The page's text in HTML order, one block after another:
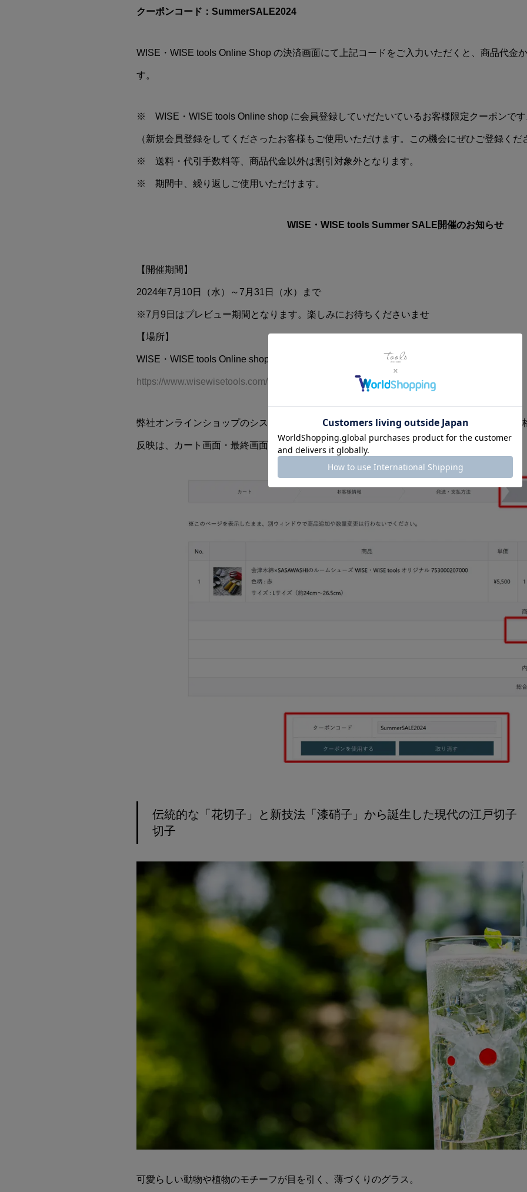
クーポンコード：SummerSALE2024
WISE・WISE tools Online Shop の決済画面にて上記コードをご入力いただくと、商品代金
す。
※ WISE・WISE tools Online shop に会員登録していだたいているお客様限定クーポンです
（新規会員登録をしてくださったお客様もご使用いただけます。この機会にぜひご登録くだ
※ 送料・代引手数料等、商品代金以外は割引対象外となります。
※ 期間中、繰り返しご使用いただけます。
WISE・WISE tools Summer SALE開催のお知らせ
【開催期間】
2024年7月10日（水）～7月31日（水）まで
※7月9日はプレビュー期間となります。楽しみにお待ちくださいませ
【場所】
WISE・WISE tools Online shop
https://www.wisewisetools.com/wisewise
弊社オンラインショップのシステム上、商品ページや「カートを見る」画面では割引前の価
反映は、カート画面・最終画面の「内容確認」画面となります。（下記画像参照）
伝統的な「花切子」と新技法「漆硝子」から誕生した現代の江戸切
切子
可愛らしい動物や植物のモチーフが目を引く、薄づくりのグラス。